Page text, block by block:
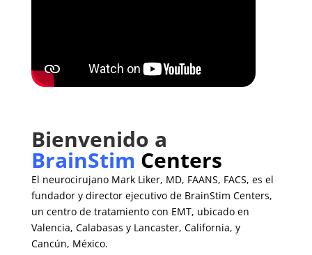
Bienvenido a
BrainStim Centers
El neurocirujano Mark Liker, MD, FAANS, FACS, es el
fundador y director ejecutivo de BrainStim Centers,
un centro de tratamiento con EMT, ubicado en
Valencia, Calabasas y Lancaster, California, y
Cancún, México.